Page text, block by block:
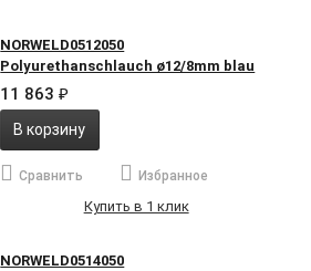
NORWELD0512050
Polyurethanschlauch ø12/8mm blau
11 863₽
В корзину
Сравнить Избранное
Купить в 1 клик
NORWELD0514050